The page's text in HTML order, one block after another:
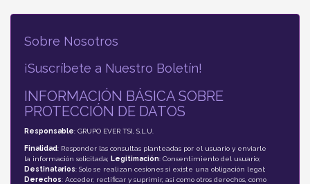
Sobre Nosotros
¡Suscríbete a Nuestro Boletín!
INFORMACIÓN BÁSICA SOBRE
PROTECCIÓN DE DATOS
Responsable: GRUPO EVER TSI, S.L.U.
Finalidad: Responder las consultas planteadas por el usuario y enviarle
la información solicitada; Legitimación: Consentimiento del usuario;
Destinatarios: Solo se realizan cesiones si existe una obligación legal;
Derechos: Acceder, rectificar y suprimir, así como otros derechos, como